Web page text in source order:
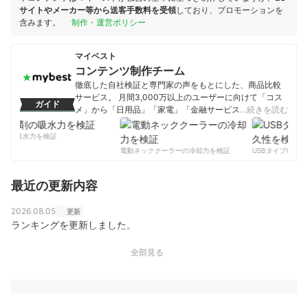
サイトやメーカー等から送客手数料を受領しており、プロモーションを
含みます。
制作・運営ポリシー
ガイド
マイベスト
コンテンツ制作チーム
徹底した自社検証と専門家の声をもとにした、商品比較
サービス。 月間3,000万以上のユーザーに向けて「コス
メ」から「日用品」「家電」「金融サービス」まで、ベ
ストな商品を選んでもらうために、毎日コンテンツを制
コンテンツ制作チームのプロフィール
…続きを読む
の吸水力を検証
電動ネッククーラーの冷却力を検証
USBタイプCケー
最近の更新内容
2026.08.05 更新
ランキングを更新しました。
全部見る